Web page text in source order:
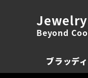
Beyond
ブラッデ